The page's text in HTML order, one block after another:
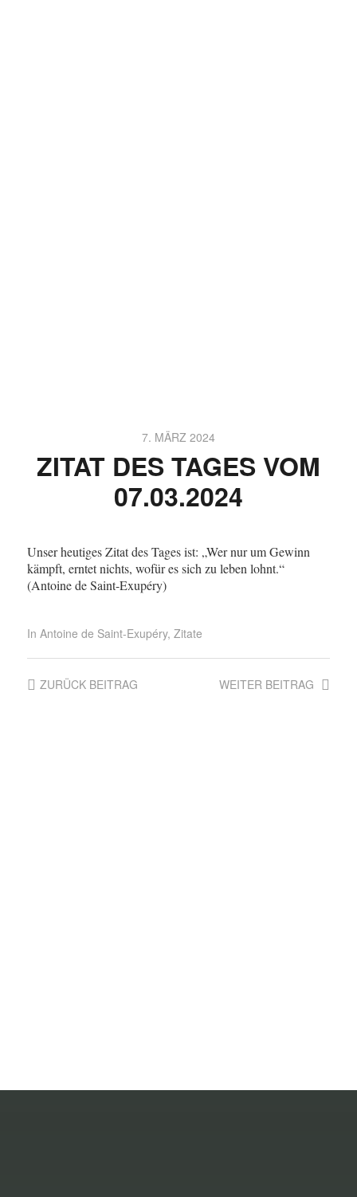
7. MÄRZ 2024
ZITAT DES TAGES VOM
07.03.2024
Unser heutiges Zitat des Tages ist: „Wer nur um Gewinn
kämpft, erntet nichts, wofür es sich zu leben lohnt.“
(Antoine de Saint-Exupéry)
In Antoine de Saint-Exupéry, Zitate
WEITER BEITRAG
ZURÜCKBEITRAG